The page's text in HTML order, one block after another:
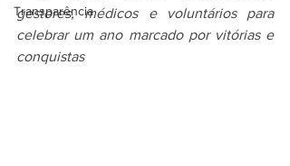
Transparência
gestores, médicos e voluntários para
celebrar um ano marcado por vitórias e
conquistas